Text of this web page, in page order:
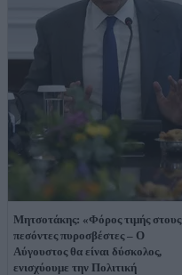
Μητσοτάκης: «Φόρος τιμής στους
πεσόντες πυροσβέστες – Ο
Αύγουστος θα είναι δύσκολος,
ενισχύουμε την Πολιτική